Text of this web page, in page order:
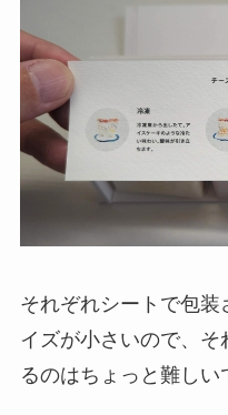
それぞれシートで包
イズが小さいので、
るのはちょっと難しい